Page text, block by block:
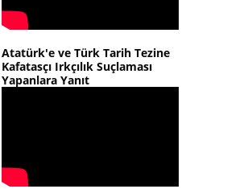
Atatürk'e ve Türk Tarih Tezine
Kafatasçı Irkçılık Suçlaması
Yapanlara Yanıt